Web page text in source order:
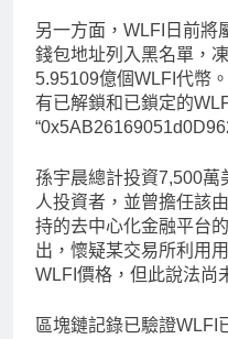
另一方面，WLFI日前將
錢包地址列入黑名單，
5.95109億個WLFI代幣
有已解鎖和已鎖定的
孫宇晨總計投資7,500萬
人投資者，並曾擔任該
持的去中心化金融平台
出，懷疑某交易所利用
WLFI價格，但此說法尚
區塊鏈記錄已驗證WLFI